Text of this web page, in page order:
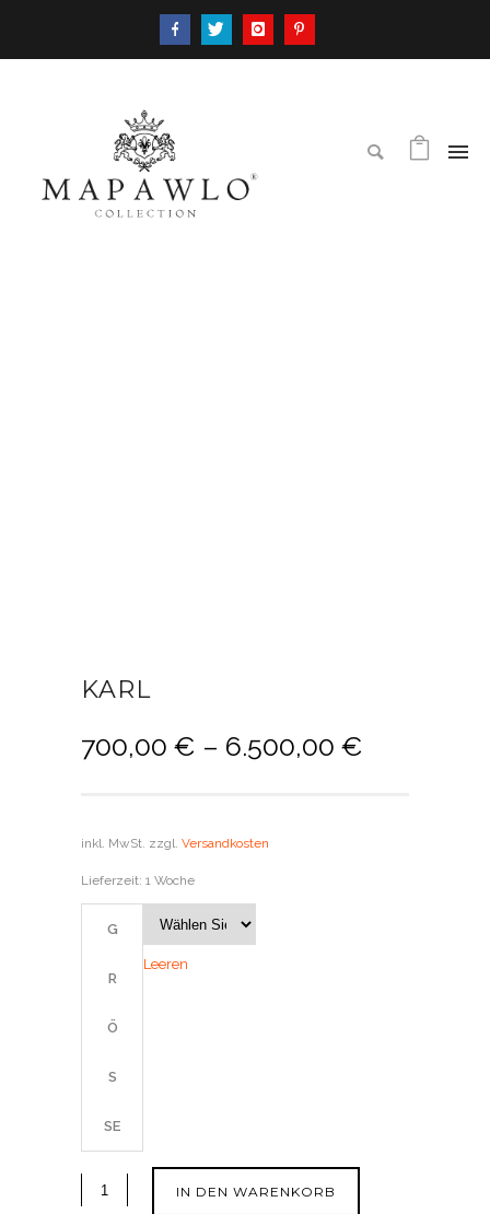
KARL
700,00 € – 6.500,00 €
inkl. MwSt. zzgl. Versandkosten
Lieferzeit: 1 Woche
G
R
Ö
SS
E
Leeren
IN DEN WARENKORB